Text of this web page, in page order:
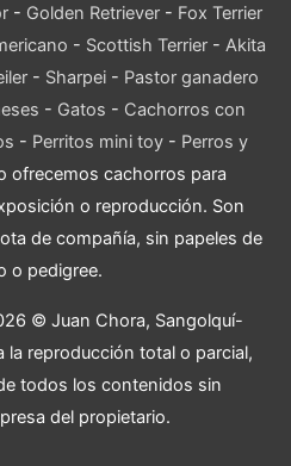
- Golden Retriever- Fox Terrier
- Scottish Terrier- Akita
- Sharpei - Pastor ganadero
- Gatos - Cachorros con
- Perritos mini toy - Perros y
ofrecemos cachorros para
o reproducción. Son
de compañía, sin papeles de
o pedigree.
© Juan Chora, Sangolquí-
la reproducción total o parcial,
todos los contenidos sin
del propietario.